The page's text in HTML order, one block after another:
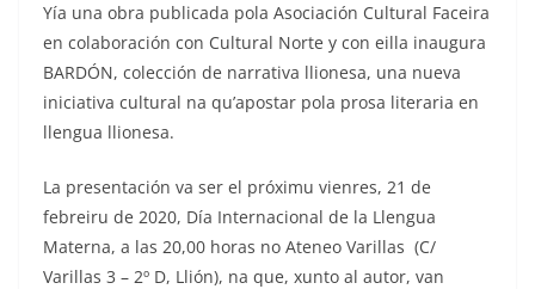
Yía una obra publicada pola Asociación Cultural Faceira
en colaboración con Cultural Norte y con eilla inaugura
BARDÓN, colección de narrativa llionesa, una nueva
iniciativa cultural na qu’apostar pola prosa literaria en
llengua llionesa.
La presentación va ser el próximu vienres, 21 de
febreiru de 2020, Día Internacional de la Llengua
Materna, a las 20,00 horas no Ateneo Varillas (C/
Varillas 3 – 2º D, Llión), na que, xunto al autor, van